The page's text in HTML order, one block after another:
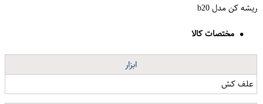
ریشه کن مدل b20
مختصات کالا
ابزار
علف کش